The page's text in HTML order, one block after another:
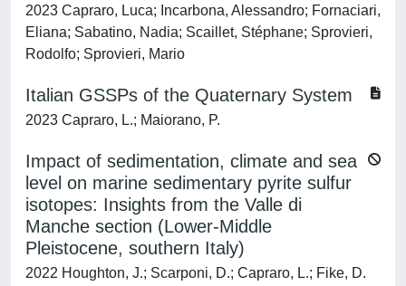
2023 Capraro, Luca; Incarbona, Alessandro; Fornaciari,
Eliana; Sabatino, Nadia; Scaillet, Stéphane; Sprovieri,
Rodolfo; Sprovieri, Mario
Italian GSSPs of the Quaternary System
2023 Capraro, L.; Maiorano, P.
Impact of sedimentation, climate and sea
level on marine sedimentary pyrite sulfur
isotopes: Insights from the Valle di
Manche section (Lower-Middle
Pleistocene, southern Italy)
2022 Houghton, J.; Scarponi, D.; Capraro, L.; Fike, D.